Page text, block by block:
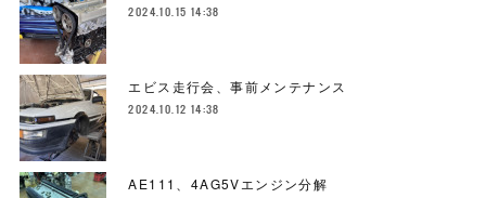
2024.10.15 14:38
エビス走行会、事前メンテナンス
2024.10.12 14:38
AE111、4AG5Vエンジン分解